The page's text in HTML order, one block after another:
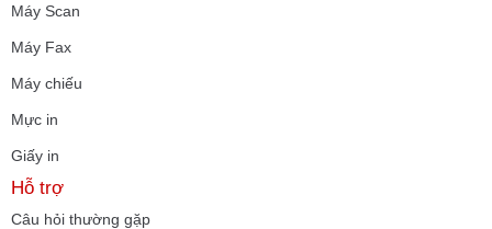
Máy Scan
Máy Fax
Máy chiếu
Mực in
Giấy in
Hỗ trợ
Câu hỏi thường gặp